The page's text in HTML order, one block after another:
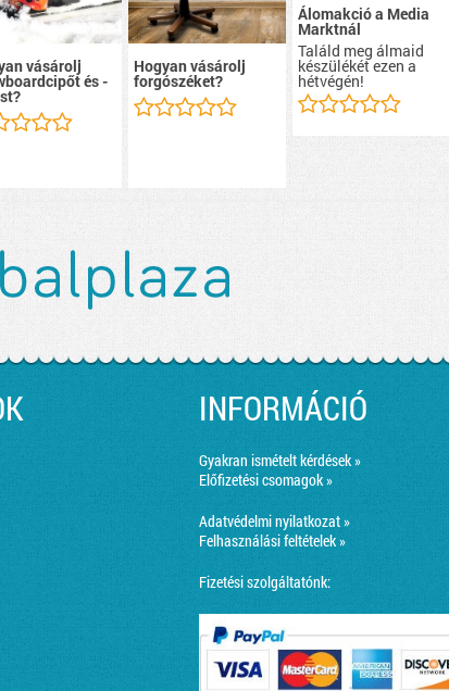
vásárolj
és -
Hogyan vásárolj
forgószéket?
Álomakció a Media
Marktnál
Találd meg álmaid
készülékét ezen a
hétvégén!
INFORMÁCIÓ
Gyakran ismételt kérdések »
Előfizetési csomagok »
Adatvédelmi nyilatkozat »
Felhasználási feltételek »
Fizetési szolgáltatónk: